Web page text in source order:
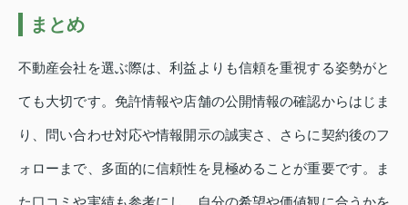
まとめ
不動産会社を選ぶ際は、利益よりも信頼を重視する姿勢がと
ても大切です。免許情報や店舗の公開情報の確認からはじま
り、問い合わせ対応や情報開示の誠実さ、さらに契約後のフ
ォローまで、多面的に信頼性を見極めることが重要です。ま
た口コミや実績も参考にし、自分の希望や価値観に合うかを